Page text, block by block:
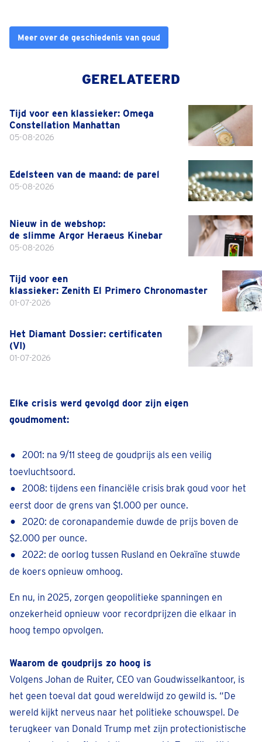
Meer over de geschiedenis van goud
GERELATEERD
Tijd voor een klassieker: Omega
Constellation Manhattan
05-08-2026
Edelsteen van de maand: de parel
05-08-2026
Nieuw in de webshop:
de slimme Argor Heraeus Kinebar
05-08-2026
Tijd voor een
klassieker: Zenith El Primero Chronomaster
01-07-2026
Het Diamant Dossier: certificaten
(VI)
01-07-2026
Elke crisis werd gevolgd door zijn eigen
goudmoment:
2001: na 9/11 steeg de goudprijs als een veilig
toevluchtsoord.
2008: tijdens een financiële crisis brak goud voor het
eerst door de grens van $1.000 per ounce.
2020: de coronapandemie duwde de prijs boven de
$2.000 per ounce.
2022: de oorlog tussen Rusland en Oekraïne stuwde
de koers opnieuw omhoog.
En nu, in 2025, zorgen geopolitieke spanningen en
onzekerheid opnieuw voor recordprijzen die elkaar in
hoog tempo opvolgen.
Waarom de goudprijs zo hoog is
Volgens Johan de Ruiter, CEO van Goudwisselkantoor, is
het geen toeval dat goud wereldwijd zo gewild is. “De
wereld kijkt nerveus naar het politieke schouwspel. De
terugkeer van Donald Trump met zijn protectionistische